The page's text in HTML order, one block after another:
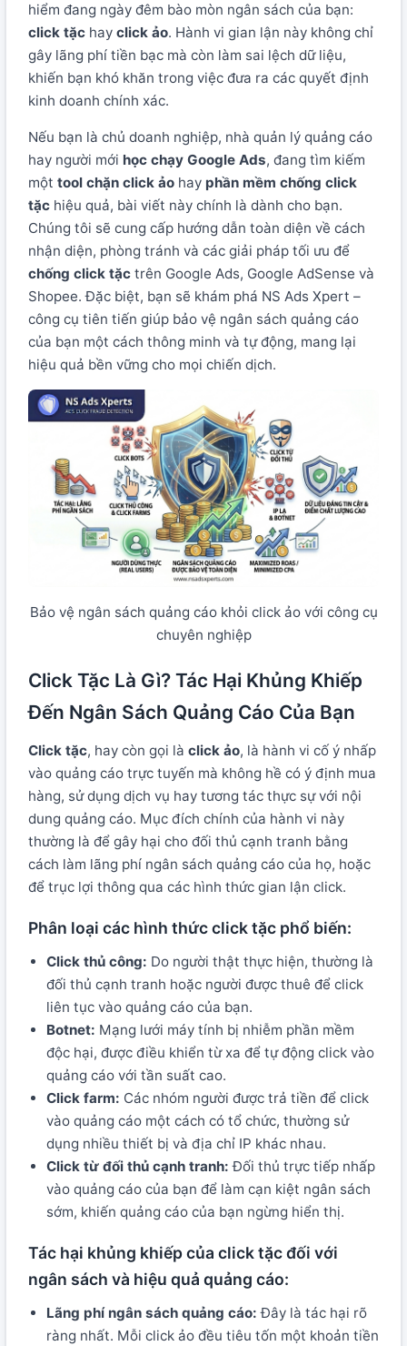
hiểm đang ngày đêm bào mòn ngân sách của bạn:
click tặc hay click ảo. Hành vi gian lận này không chỉ
gây lãng phí tiền bạc mà còn làm sai lệch dữ liệu,
khiến bạn khó khăn trong việc đưa ra các quyết định
kinh doanh chính xác.
Nếu bạn là chủ doanh nghiệp, nhà quản lý quảng cáo
hay người mới học chạy Google Ads, đang tìm kiếm
một tool chặn click ảo hay phần mềm chống click
tặc hiệu quả, bài viết này chính là dành cho bạn.
Chúng tôi sẽ cung cấp hướng dẫn toàn diện về cách
nhận diện, phòng tránh và các giải pháp tối ưu để
chống click tặc trên Google Ads, Google AdSense và
Shopee. Đặc biệt, bạn sẽ khám phá NS Ads Xpert –
công cụ tiên tiến giúp bảo vệ ngân sách quảng cáo
của bạn một cách thông minh và tự động, mang lại
hiệu quả bền vững cho mọi chiến dịch.
Bảo vệ ngân sách quảng cáo khỏi click ảo với công cụ
chuyên nghiệp
Click Tặc Là Gì? Tác Hại Khủng Khiếp
Đến Ngân Sách Quảng Cáo Của Bạn
Click tặc, hay còn gọi là click ảo, là hành vi cố ý nhấp
vào quảng cáo trực tuyến mà không hề có ý định mua
hàng, sử dụng dịch vụ hay tương tác thực sự với nội
dung quảng cáo. Mục đích chính của hành vi này
thường là để gây hại cho đối thủ cạnh tranh bằng
cách làm lãng phí ngân sách quảng cáo của họ, hoặc
để trục lợi thông qua các hình thức gian lận click.
Phân loại các hình thức click tặc phổ biến:
Click thủ công: Do người thật thực hiện, thường là
đối thủ cạnh tranh hoặc người được thuê để click
liên tục vào quảng cáo của bạn.
Botnet: Mạng lưới máy tính bị nhiễm phần mềm
độc hại, được điều khiển từ xa để tự động click vào
quảng cáo với tần suất cao.
Click farm: Các nhóm người được trả tiền để click
vào quảng cáo một cách có tổ chức, thường sử
dụng nhiều thiết bị và địa chỉ IP khác nhau.
Click từ đối thủ cạnh tranh: Đối thủ trực tiếp nhấp
vào quảng cáo của bạn để làm cạn kiệt ngân sách
sớm, khiến quảng cáo của bạn ngừng hiển thị.
Tác hại khủng khiếp của click tặc đối với
ngân sách và hiệu quả quảng cáo:
Lãng phí ngân sách quảng cáo: Đây là tác hại rõ
ràng nhất. Mỗi click ảo đều tiêu tốn một khoản tiền